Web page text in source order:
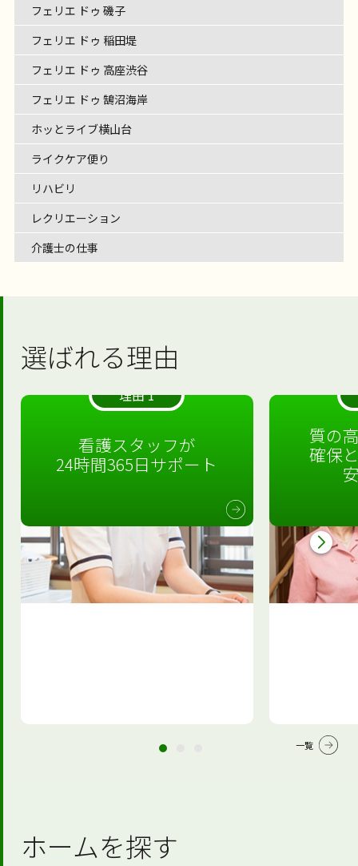
フェリエ ドゥ 磯子
フェリエ ドゥ 稲田堤
フェリエ ドゥ 高座渋谷
フェリエ ドゥ 鵠沼海岸
ホッとライブ横山台
ライクケア便り
リハビリ
レクリエーション
介護士の仕事
選ばれる理由
理由 1
看護スタッフが
24時間365日サポート
質の
確保
一覧
ホームを探す